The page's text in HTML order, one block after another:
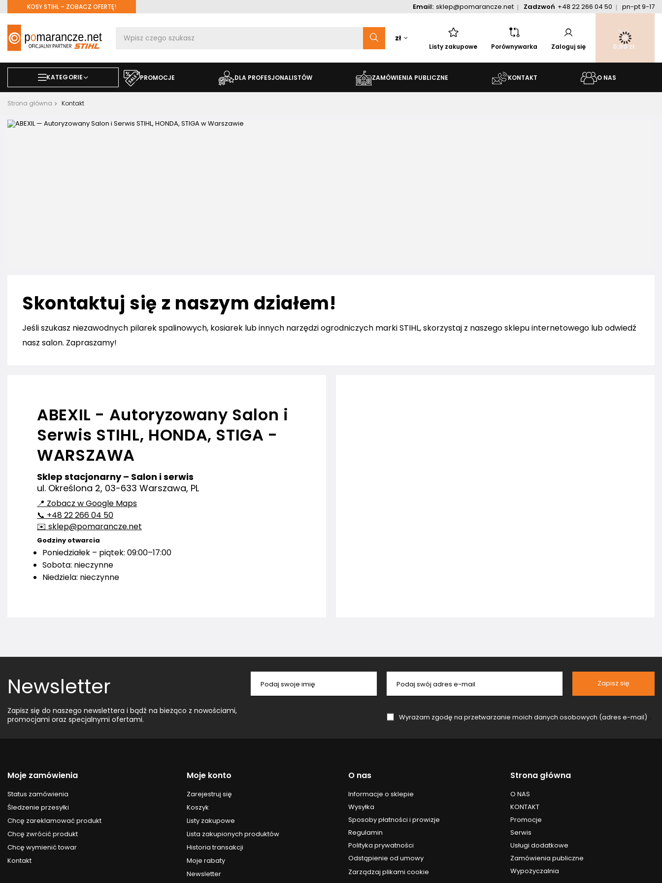
KOSY STIHL – ZOBACZ OFERTĘ! Email: sklep@pomarancze.net Zadzwoń +48 22 266 04 50 pn-pt 9-17
zł
Listy zakupowe Porównywarka Zaloguj się 0,00 zł
KATEGORIE PROMOCJE DLA PROFESJONALISTÓW ZAMÓWIENIA PUBLICZNE KONTAKT O NAS
Strona główna Kontakt
Skontaktuj się z naszym działem!
Jeśli szukasz niezawodnych pilarek spalinowych, kosiarek lub innych narzędzi ogrodniczych marki STIHL, skorzystaj z naszego sklepu internetowego lub odwiedź
nasz salon. Zapraszamy!
ABEXIL - Autoryzowany Salon i
Serwis STIHL, HONDA, STIGA -
WARSZAWA
Sklep stacjonarny – Salon i serwis
ul. Określona 2, 03-633 Warszawa, PL
📍 Zobacz w Google Maps
📞 +48 22 266 04 50
✉️ sklep@pomarancze.net
Godziny otwarcia
Poniedziałek – piątek: 09:00–17:00
Sobota: nieczynne
Niedziela: nieczynne
Newsletter
Zapisz się do naszego newslettera i bądź na bieżąco z nowościami,
promocjami oraz specjalnymi ofertami.
Podaj swoje imię Podaj swój adres e-mail
Wyrażam zgodę na przetwarzanie moich danych osobowych (adres e-mail) na potrzeby wysyłki newslettera z informacją handlową (marketing). Więcej w
Zapisz się
Moje zamówienia
Status zamówienia
Śledzenie przesyłki
Chcę zareklamować produkt
Chcę zwrócić produkt
Chcę wymienić towar
Kontakt
Moje konto
Zarejestruj się
Koszyk
Listy zakupowe
Lista zakupionych produktów
Historia transakcji
Moje rabaty
Newsletter
O nas
Informacje o sklepie
Wysyłka
Sposoby płatności i prowizje
Regulamin
Polityka prywatności
Odstąpienie od umowy
Zarządzaj plikami cookie
Strona główna
O NAS
KONTAKT
Promocje
Serwis
Usługi dodatkowe
Zamówienia publiczne
Wypożyczalnia